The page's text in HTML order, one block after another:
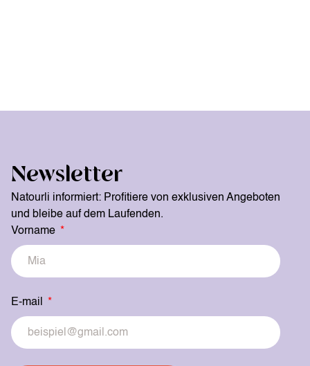
Newsletter
Natourli informiert: Profitiere von exklusiven Angeboten
und bleibe auf dem Laufenden.
Vorname
E-mail